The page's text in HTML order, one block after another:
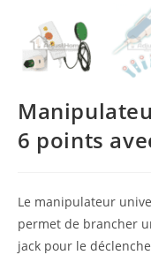
6 points
Le manipulateur
permet de brancher
jack pour le